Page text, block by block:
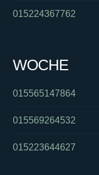
015224367762
WOCHE
015565147864
015569264532
015223644627